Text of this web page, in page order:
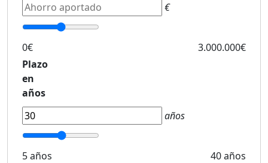
€
0€
3.000.000€
Plazo
en
años
años
5 años
40 años